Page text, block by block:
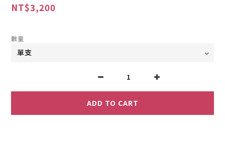
NT$3,200
數量
ADD TO CART